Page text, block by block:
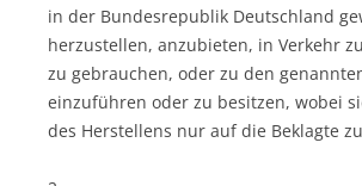
in der Bundesrepublik Deutschland
herzustellen, anzubieten, in Verkehr
zu gebrauchen, oder zu den
einzuführen oder zu besitzen, wobei
des Herstellens nur auf die Beklagte